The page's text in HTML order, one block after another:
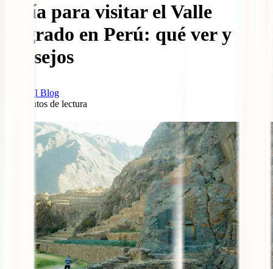
Guía para visitar el Valle
Sagrado en Perú: qué ver y
consejos
IATI Blog
minutos de lectura